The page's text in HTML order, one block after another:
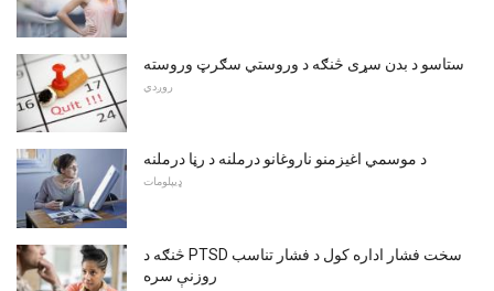
ستاسو د بدن سړی څنګه د وروستي سګرټ وروسته
روږدي
د موسمي اغيزمنو ناروغانو درملنه د رڼا درملنه
ډیپلومات
څنګه د PTSD سخت فشار اداره کول د فشار تناسب
روزنې سره